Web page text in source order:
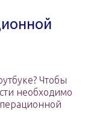
Чтобы
необходимо